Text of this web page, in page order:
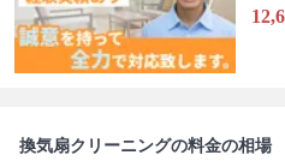
換気扇クリーニングの料金の相場